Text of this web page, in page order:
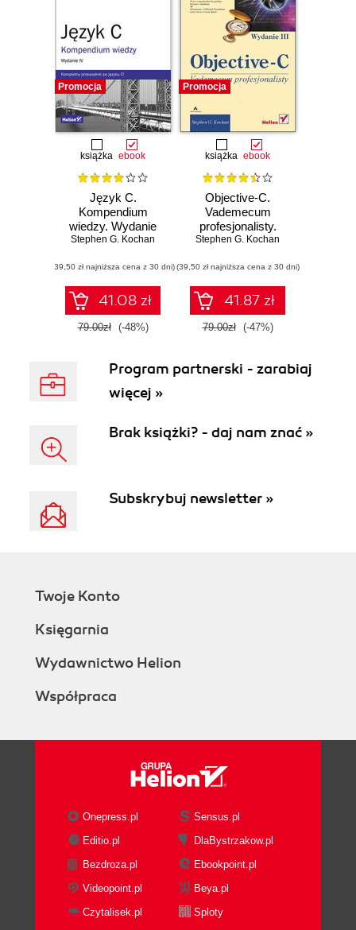
Promocja
książka ebook
Język C.
Kompendium
wiedzy. Wydanie
IV
Stephen G. Kochan
(39,50 zł najniższa cena z 30 dni)
41.08 zł
79.00zł (-48%)
Promocja
książka ebook
Objective-C.
Vademecum
profesjonalisty.
Wydanie III
Stephen G. Kochan
(39,50 zł najniższa cena z 30 dni)
41.87 zł
79.00zł (-47%)
Program partnerski - zarabiaj
więcej »
Brak książki? - daj nam znać »
Subskrybuj newsletter »
Twoje Konto
Księgarnia
Wydawnictwo Helion
Współpraca
Onepress.pl
Sensus.pl
Editio.pl
DlaBystrzakow.pl
Bezdroza.pl
Ebookpoint.pl
Videopoint.pl
Beya.pl
Czytalisek.pl
Sploty